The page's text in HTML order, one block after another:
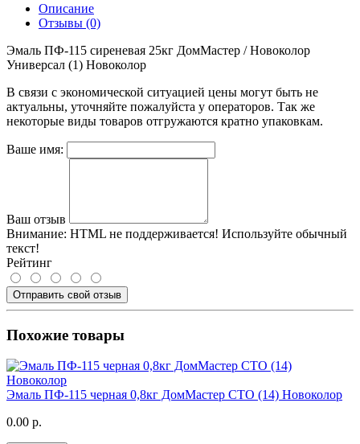
Описание
Отзывы (0)
Эмаль ПФ-115 сиреневая 25кг ДомМастер / Новоколор
Универсал (1) Новоколор
В связи с экономической ситуацией цены могут быть не
актуальны, уточняйте пожалуйста у операторов. Так же
некоторые виды товаров отгружаются кратно упаковкам.
Ваше имя:
Ваш отзыв
Внимание: HTML не поддерживается! Используйте обычный
текст!
Рейтинг
Отправить свой отзыв
Похожие товары
Эмаль ПФ-115 черная 0,8кг ДомМастер СТО (14) Новоколор
0.00 р.